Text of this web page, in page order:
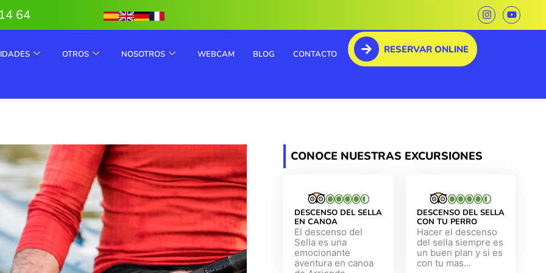
64
I
n
s
Y
o
u
OTROS NOSOTROS WEBCAM BLOG CONTACTO RESERVAR ONLINE
CONOCE NUESTRAS EXCURSIONES
DESCENSO DEL SELLA
EN CANOA
El descenso del
Sella es una
emocionante
aventura en canoa
DESCENSO DEL SELLA
CON TU PERRO
Hacer el descenso
del sella siempre es
un buen plan y si es
con tu mas...